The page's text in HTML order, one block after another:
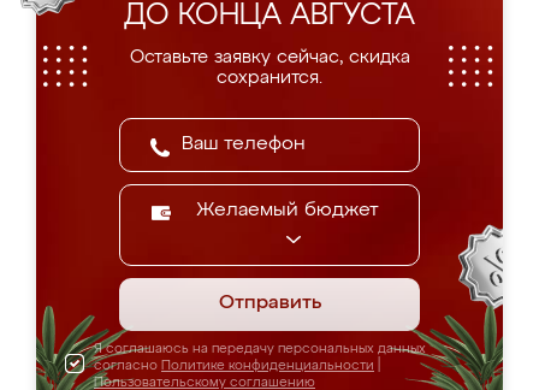
ДО КОНЦА АВГУСТА
Оставьте заявку сейчас, скидка
сохранится.
Желаемый бюджет
Отправить
Я соглашаюсь на передачу персональных данных
согласно Политике конфиденциальности
Пользовательскому соглашению